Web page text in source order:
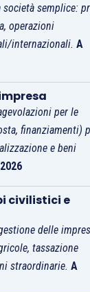
società semplice:
operazioni
internazionali.A
per le
finanziamenti)
e beni
civilistici e
delle
tassazione
straordinarie.A